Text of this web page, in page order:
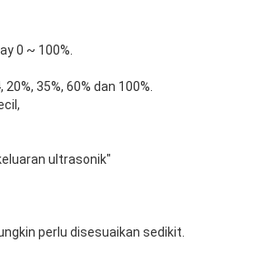
0 ~ 100%.
35%, 60% dan 100%.
ultrasonik"
perlu disesuaikan sedikit.